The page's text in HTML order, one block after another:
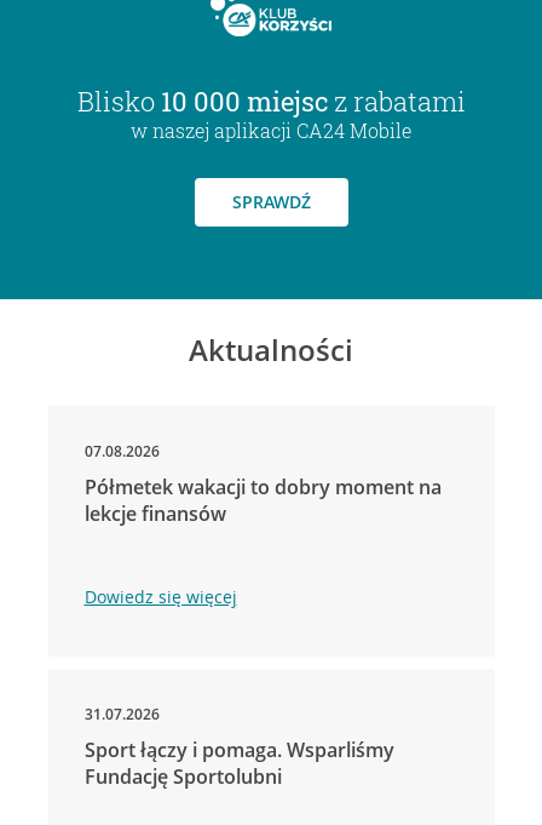
Blisko 10 000 miejsc z rabatami
w naszej aplikacji CA24 Mobile
SPRAWDŹ
Aktualności
07.08.2026
Półmetek wakacji to dobry moment na
lekcje finansów
Dowiedz się więcej
31.07.2026
Sport łączy i pomaga. Wsparliśmy
Fundację Sportolubni